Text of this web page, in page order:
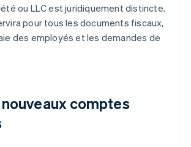
ou LLC est juridiquement distincte.
pour tous les documents fiscaux,
des employés et les demandes de
comptes